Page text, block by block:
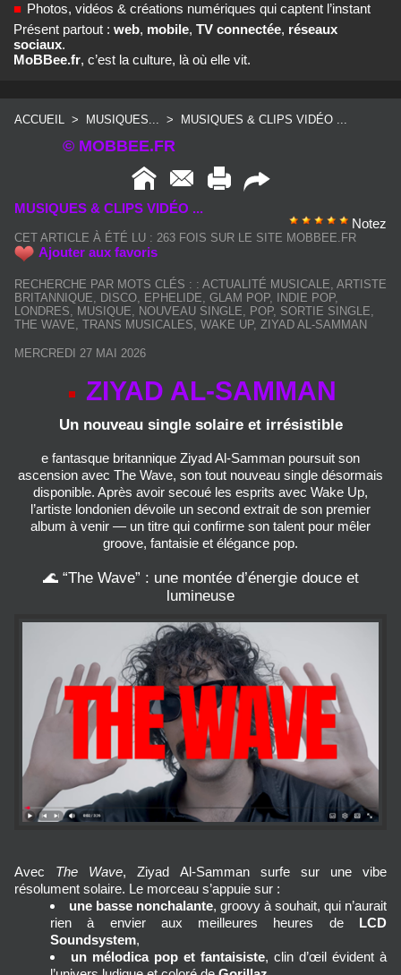
■ Photos, vidéos & créations numériques qui captent l’instant
Présent partout : web, mobile, TV connectée, réseaux
sociaux.
MoBBee.fr, c’est la culture, là où elle vit.
ACCUEIL > MUSIQUES... > MUSIQUES & CLIPS VIDÉO ...
© MOBBEE.FR
MUSIQUES & CLIPS VIDÉO ...
Notez
CET ARTICLE À ÉTÉ LU : 263 FOIS SUR LE SITE MOBBEE.FR
Ajouter aux favoris
RECHERCHE PAR MOTS CLÉS : : ACTUALITÉ MUSICALE ARTISTE
BRITANNIQUE
DISCO EPHELIDE GLAM POP, INDIE POP,
LONDRES
MUSIQUE NOUVEAU SINGLE POP, SORTIE SINGLE
THE WAVE TRANS MUSICALES WAKE UP, ZIYAD AL-SAMMAN
MERCREDI 27 MAI 2026
ZIYAD AL-SAMMAN
Un nouveau single solaire et irrésistible
e fantasque britannique Ziyad Al‑Samman poursuit son
ascension avec The Wave, son tout nouveau single désormais
disponible. Après avoir secoué les esprits avec Wake Up,
l’artiste londonien dévoile un second extrait de son premier
album à venir — un titre qui confirme son talent pour mêler
groove, fantaisie et élégance pop.
🌊 “The Wave” : une montée d’énergie douce et
lumineuse
Avec The Wave, Ziyad Al‑Samman surfe sur une vibe
résolument solaire. Le morceau s’appuie sur :
une basse nonchalante, groovy à souhait, qui n’aurait
rien à envier aux meilleures heures de LCD
Soundsystem,
un mélodica pop et fantaisiste, clin d’œil évident à